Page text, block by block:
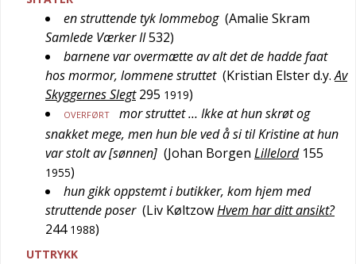
en struttende tyk lommebog (Amalie Skram
Samlede Værker II532)
barnene var overmætte av alt det de hadde faat
hos mormor, lommene struttet (Kristian Elster d.y. Av
Skyggernes Slegt 295 1919)
OVERFØRT
mor struttet … Ikke at hun skrøt og
snakket mege, men hun ble ved å si til Kristine at hun
var stolt av [sønnen] (Johan Borgen Lillelord 155
1955)
hun gikk oppstemt i butikker, kom hjem med
struttende poser (Liv KøltzowHvem har ditt ansikt?
244 1988)
UTTRYKK